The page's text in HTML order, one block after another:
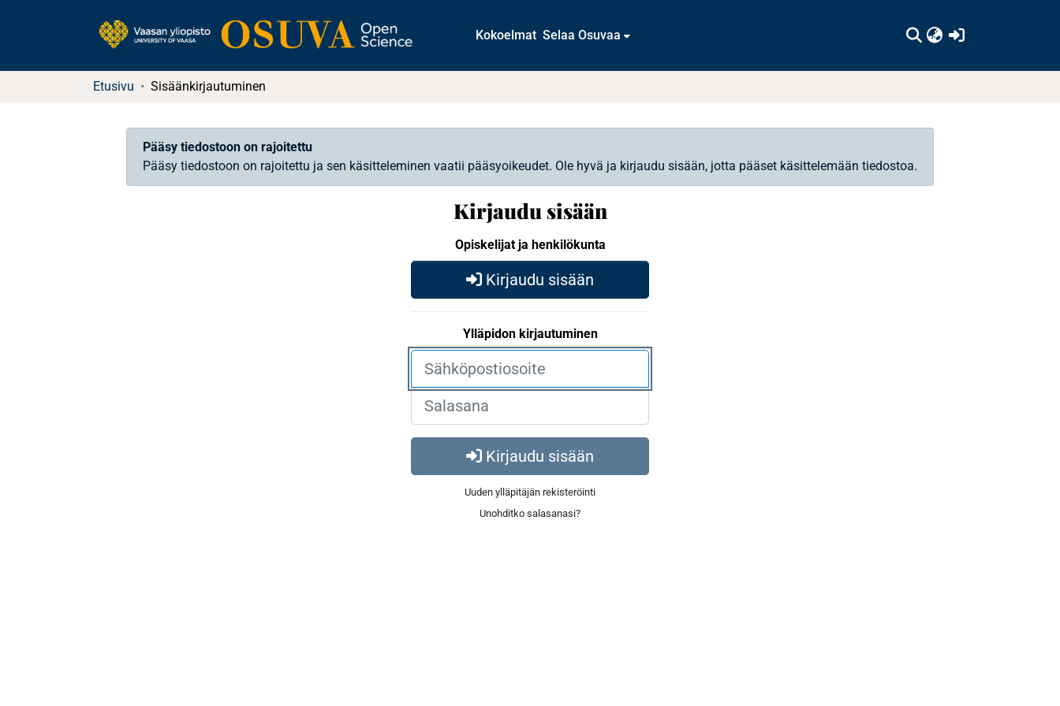
Kokoelmat Selaa Osuvaa
Etusivu Sisäänkirjautuminen
Pääsy tiedostoon on rajoitettu
Pääsy tiedostoon on rajoitettu ja sen käsitteleminen vaatii pääsyoikeudet. Ole hyvä ja kirjaudu sisään, jotta pääset käsittelemään tiedostoa.
Kirjaudu sisään
Opiskelijat ja henkilökunta
Kirjaudu sisään
Ylläpidon kirjautuminen
Kirjaudu sisään
Uuden ylläpitäjän rekisteröinti
Unohditko salasanasi?